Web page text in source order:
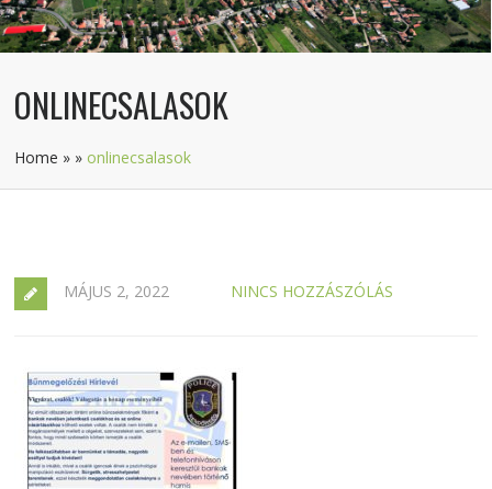
ONLINECSALASOK
Home » » onlinecsalasok
MÁJUS 2, 2022 NINCS HOZZÁSZÓLÁS